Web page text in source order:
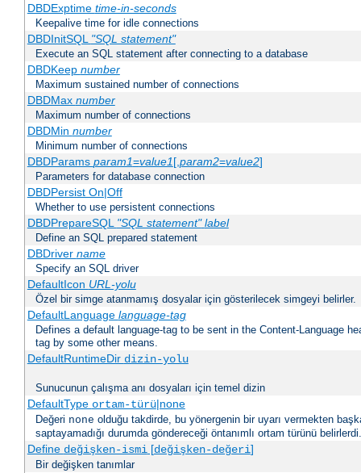
DBDExptime time-in-seconds
Keepalive time for idle connections
DBDInitSQL "SQL statement"
Execute an SQL statement after connecting to a database
DBDKeep number
Maximum sustained number of connections
DBDMax number
Maximum number of connections
DBDMin number
Minimum number of connections
DBDParams param1=value1[,param2=value2]
Parameters for database connection
DBDPersist On|Off
Whether to use persistent connections
DBDPrepareSQL "SQL statement" label
Define an SQL prepared statement
DBDriver name
Specify an SQL driver
DefaultIcon URL-yolu
Özel bir simge atanmamış dosyalar için gösterilecek simgeyi belirler.
DefaultLanguage language-tag
Defines a default language-tag to be sent in the Content-Language
tag by some other means.
DefaultRuntimeDir dizin-yolu
Sunucunun çalışma anı dosyaları için temel dizin
DefaultType ortam-türü|none
Değeri none olduğu takdirde, bu yönergenin bir uyarı vermekten
saptayamadığı durumda göndereceği öntanımlı ortam türünü belirlerdi.
Define değişken-ismi[değişken-değeri]
Bir değişken tanımlar